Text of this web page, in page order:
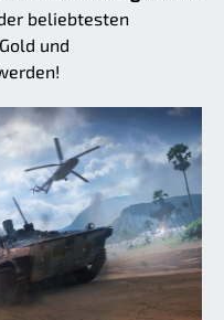
beliebtesten
und